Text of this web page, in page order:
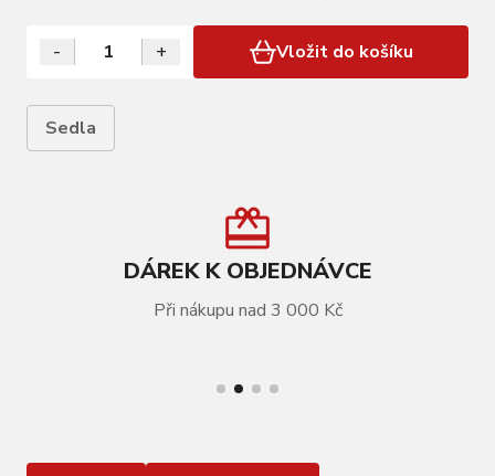
- + Vložit do košíku
Sedla
DÁREK K OBJEDNÁVCE
Při nákupu nad 3 000 Kč